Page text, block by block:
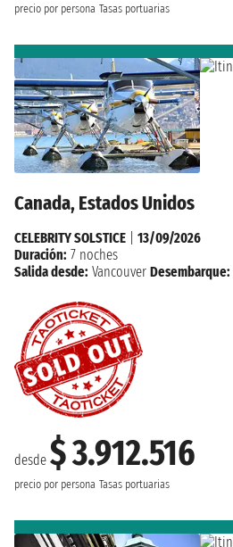
precio por persona Tasas portuarias
Canada, Estados Unidos
desde $ 3.912.516
precio por persona Tasas portuarias
CELEBRITY SOLSTICE
13/09/2026
Duración: 7 noches
Salida desde: Vancouver Desembarque: